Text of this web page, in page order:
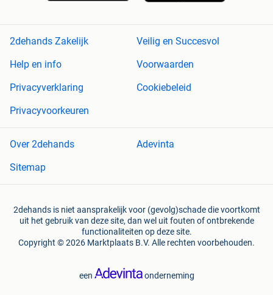
2dehands Zakelijk
Veilig en Succesvol
Help en info
Voorwaarden
Privacyverklaring
Cookiebeleid
Privacyvoorkeuren
Over 2dehands
Adevinta
Sitemap
2dehands is niet aansprakelijk voor (gevolg)schade die voortkomt
uit het gebruik van deze site, dan wel uit fouten of ontbrekende
functionaliteiten op deze site.
Copyright © 2026 Marktplaats B.V. Alle rechten voorbehouden.
een onderneming